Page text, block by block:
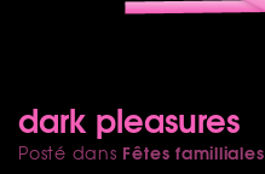
dark pleasures
Posté dans Fêtes familliales